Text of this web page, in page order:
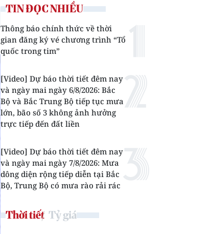
TIN ĐỌC NHIỀU
Thông báo chính thức về thời
gian đăng ký vé chương trình “Tổ
quốc trong tim”
[Video] Dự báo thời tiết đêm nay
và ngày mai ngày 6/8/2026: Bắc
Bộ và Bắc Trung Bộ tiếp tục mưa
lớn, bão số 3 không ảnh hưởng
trực tiếp đến đất liền
[Video] Dự báo thời tiết đêm nay
và ngày mai ngày 7/8/2026: Mưa
dông diện rộng tiếp diễn tại Bắc
Bộ, Trung Bộ có mưa rào rải rác
Thời tiết Tỷ giá